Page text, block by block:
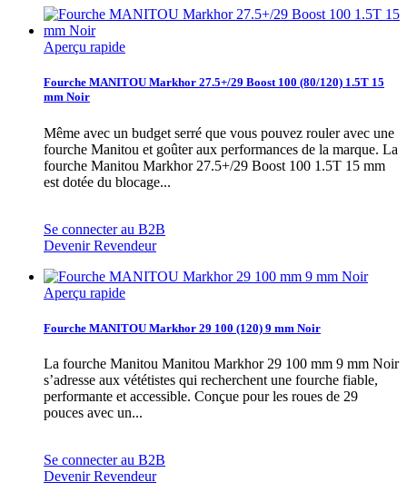
Aperçu rapide
Fourche MANITOU Markhor 27.5+/29 Boost 100 (80/120) 1.5T 15
mm Noir
Même avec un budget serré que vous pouvez rouler avec une
fourche Manitou et goûter aux performances de la marque. La
fourche Manitou Markhor 27.5+/29 Boost 100 1.5T 15 mm
est dotée du blocage...
Se connecter au B2B
Devenir Revendeur
Aperçu rapide
Fourche MANITOU Markhor 29 100 (120) 9 mm Noir
La fourche Manitou Manitou Markhor 29 100 mm 9 mm Noir
s’adresse aux vététistes qui recherchent une fourche fiable,
performante et accessible. Conçue pour les roues de 29
pouces avec un...
Se connecter au B2B
Devenir Revendeur